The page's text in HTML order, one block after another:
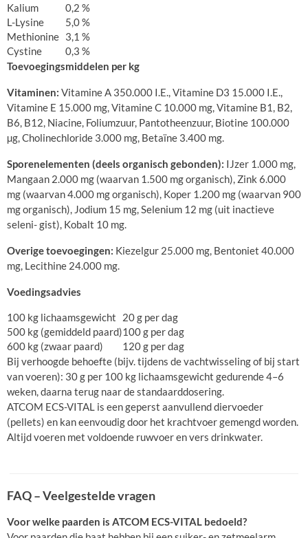
Kalium
0,2 %
L-Lysine
5,0 %
Methionine 3,1 %
Cystine
0,3 %
Toevoegingsmiddelen per kg
Vitaminen: Vitamine A 350.000 I.E., Vitamine D3 15.000 I.E.,
Vitamine E 15.000 mg, Vitamine C 10.000 mg, Vitamine B1, B2,
B6, B12, Niacine, Foliumzuur, Pantotheenzuur, Biotine 100.000
µg, Cholinechloride 3.000 mg, Betaïne 3.400 mg.
Sporenelementen (deels organisch gebonden): IJzer 1.000 mg,
Mangaan 2.000 mg (waarvan 1.500 mg organisch), Zink 6.000
mg (waarvan 4.000 mg organisch), Koper 1.200 mg (waarvan 900
mg organisch), Jodium 15 mg, Selenium 12 mg (uit inactieve
seleni- gist), Kobalt 10 mg.
Overige toevoegingen: Kiezelgur 25.000 mg, Bentoniet 40.000
mg, Lecithine 24.000 mg.
Voedingsadvies
100 kg lichaamsgewicht
20 g per dag
500 kg (gemiddeld paard)100 g per dag
600 kg (zwaar paard)
120 g per dag
Bij verhoogde behoefte (bijv. tijdens de vachtwisseling of bij start
van voeren): 30 g per 100 kg lichaamsgewicht gedurende 4–6
weken, daarna terug naar de standaarddosering.
ATCOM ECS-VITAL is een geperst aanvullend diervoeder
(pellets) en kan eenvoudig door het krachtvoer gemengd worden.
Altijd voeren met voldoende ruwvoer en vers drinkwater.
FAQ – Veelgestelde vragen
Voor welke paarden is ATCOM ECS-VITAL bedoeld?